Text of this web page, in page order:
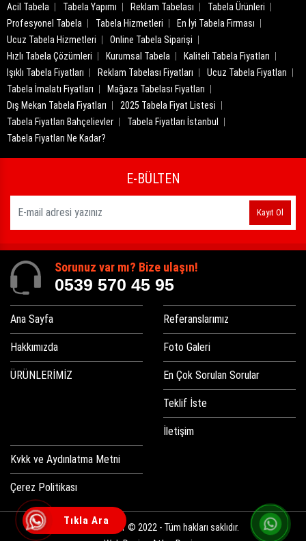
Acil Tabela
Tabela Yapımı Reklam Tabelası
Tabela Ürünleri
Profesyonel Tabela
Tabela Hizmetleri
En İyi Tabela Firması
Ucuz Tabela Hizmetleri
Online Tabela Siparişi
Hızlı Tabela Çözümleri
Kurumsal Tabela
Kaliteli Tabela Fiyatları
Işıklı Tabela Fiyatları
Reklam Tabelası Fiyatları
Ucuz Tabela Fiyatları
Tabela İmalatı Fiyatları
Mağaza Tabelası Fiyatları
Dış Mekan Tabela Fiyatları
2025 Tabela Fiyat Listesi
Tabela Fiyatları Bahçelievler
Tabela Fiyatları İstanbul
Tabela Fiyatları Ne Kadar?
E-BÜLTEN
Kayıt Ol
Sorunuz var mı? Bize ulaşın!
0539 570 45 95
Ana Sayfa
Hakkımızda
ÜRÜNLERİMİZ
Referanslarımız
Foto Galeri
En Çok Sorulan Sorular
Teklif İste
İletişim
Kvkk ve Aydınlatma Metni
Çerez Politikası
Ucuz Kutu Harf © 2022 - Tüm hakları saklıdır.
Tıkla Ara